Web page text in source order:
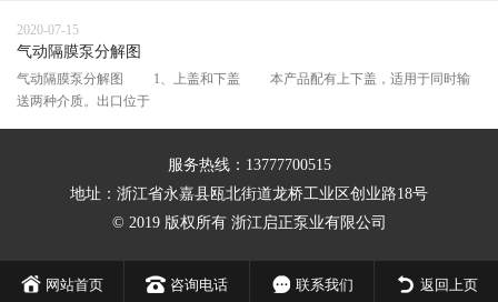
2020-07-15
气动隔膜泵分解图
气动隔膜泵分解图 1、上盖和下盖 本产品配有上下盖，适用于同时输
送两种介质。出口位于
服务热线：13777700515
地址：浙江省永嘉县瓯北街道龙桥工业区创业路18号
© 2019 版权所有 浙江启正泵业有限公司
网站首页 咨询电话 联系我们 返回上页